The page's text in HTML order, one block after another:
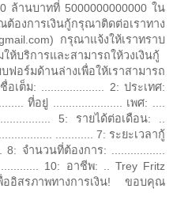
ล้านบาทที่ 5000000000000 ใน
องการเงินกู้กรุณาติดต่อเราทาง
กรุณาแจ้งให้เราทราบ
ห้บริการและสามารถให้วงเงินกู้
ร์มด้านล่างเพื่อให้เราสามารถ
อเต็ม: .................... 2: ประเทศ:
ที่อยู่ ...................... เพศ: ....
5: รายได้ต่อเดือน: ..
............ 7: ระยะเวลากู้
8: จำนวนที่ต้องการ: .................
10: อาชีพ: .. Trey Fritz
ออิสรภาพทางการเงิน! ขอบคุณ